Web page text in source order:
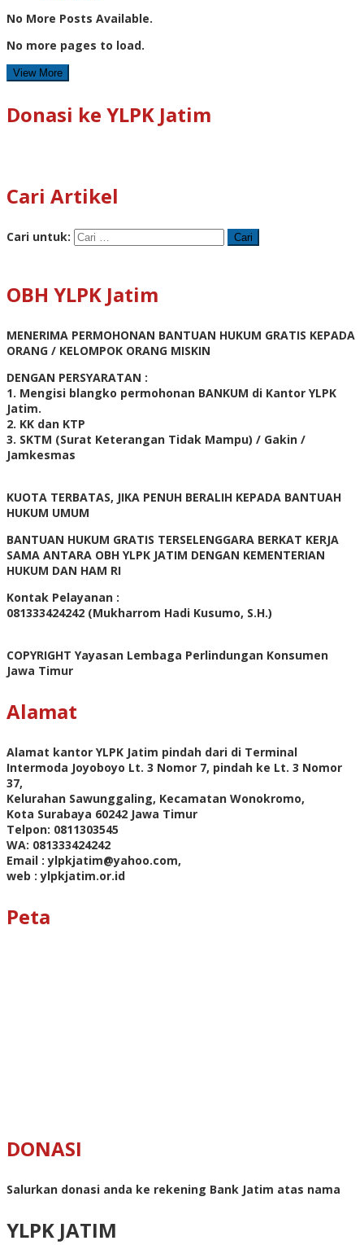
No More Posts Available.
No more pages to load.
View More
Donasi ke YLPK Jatim
Cari Artikel
Cari untuk:
OBH YLPK Jatim
MENERIMA PERMOHONAN BANTUAN HUKUM GRATIS KEPADA
ORANG / KELOMPOK ORANG MISKIN
DENGAN PERSYARATAN :
1. Mengisi blangko permohonan BANKUM di Kantor YLPK
Jatim.
2. KK dan KTP
3. SKTM (Surat Keterangan Tidak Mampu) / Gakin /
Jamkesmas
KUOTA TERBATAS, JIKA PENUH BERALIH KEPADA BANTUAH
HUKUM UMUM
BANTUAN HUKUM GRATIS TERSELENGGARA BERKAT KERJA
SAMA ANTARA OBH YLPK JATIM DENGAN KEMENTERIAN
HUKUM DAN HAM RI
Kontak Pelayanan :
081333424242 (Mukharrom Hadi Kusumo, S.H.)
COPYRIGHT Yayasan Lembaga Perlindungan Konsumen
Jawa Timur
Alamat
Alamat kantor YLPK Jatim pindah dari di Terminal
Intermoda Joyoboyo Lt. 3 Nomor 7, pindah ke Lt. 3 Nomor
37,
Kelurahan Sawunggaling, Kecamatan Wonokromo,
Kota Surabaya 60242 Jawa Timur
Telpon: 0811303545
WA: 081333424242
Email : ylpkjatim@yahoo.com,
web : ylpkjatim.or.id
Peta
DONASI
Salurkan donasi anda ke rekening Bank Jatim atas nama
YLPK JATIM